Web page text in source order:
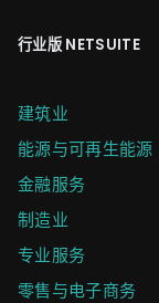
行业版 NETSUITE
建筑业
能源与可再生能源
金融服务
制造业
专业服务
零售与电子商务